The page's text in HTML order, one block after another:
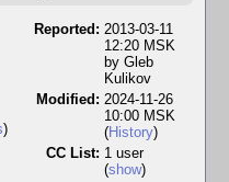
)
Reported: 2013-03-11
12:20 MSK
by Gleb
Kulikov
Modified: 2024-11-26
10:00 MSK
(History)
CC List: 1 user
(show)